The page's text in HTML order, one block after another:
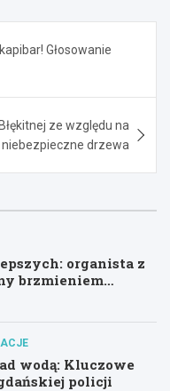
Głosowanie
ze względu na
niebezpieczne drzewa
organista z
brzmieniem
wodą: Kluczowe
policji